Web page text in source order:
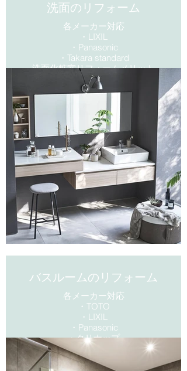
洗面のリフォーム
各メーカー対応
・LIXIL
・​Panasonic
・Takara standard
洗面化粧室リフォームメリット
・節水・省エネ
・お掃除ラクラク
エコノミープラン10万円から対応
可能
バスルームのリフォーム
各メーカー対応
・TOTO
・LIXIL
・​Panasonic
・クリナップ
・​Takara standard
バスルームリフォームのメリット